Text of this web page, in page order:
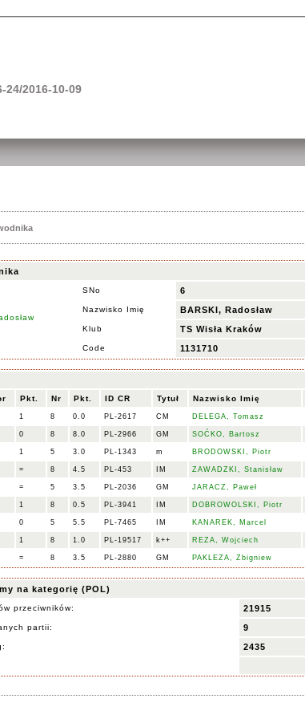
24/2016-10-09
SNo 6
Nazwisko Imię BARSKI, Radosław
Klub TS Wisła Kraków
Code 1131710
Pkt. Nr Pkt. ID CR Tytuł Nazwisko Imię
1 8 0.0 PL-2617 CM DELEGA, Tomasz
0 8 8.0 PL-2966 GM SOĆKO, Bartosz
1 5 3.0 PL-1343 m BRODOWSKI, Piotr
= 8 4.5 PL-453 IM ZAWADZKI, Stanisław
= 5 3.5 PL-2036 GM JARACZ, Paweł
1 8 0.5 PL-3941 IM DOBROWOLSKI, Piotr
0 5 5.5 PL-7465 IM KANAREK, Marcel
1 8 1.0 PL-19517 k++ REZA, Wojciech
= 8 3.5 PL-2880 GM PAKLEZA, Zbigniew
na kategorię (POL)
przeciwników: 21915
partii: 9
2435